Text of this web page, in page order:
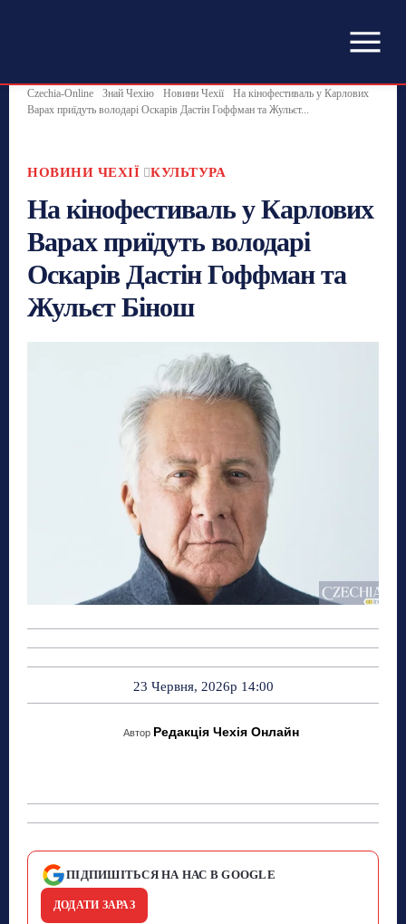
Czechia-Online Знай Чехію Новини Чехії
На кінофестиваль у Карлових
Варах приїдуть володарі Оскарів Дастін Гоффман та Жульєт...
НОВИНИ ЧЕХІЇ КУЛЬТУРА
На кінофестиваль у Карлових
Варах приїдуть володарі
Оскарів Дастін Гоффман та
Жульєт Бінош
23 Червня, 2026р 14:00
Автор Редакція Чехія Онлайн
ПІДПИШІТЬСЯ НА НАС В GOOGLE
ДОДАТИ ЗАРАЗ